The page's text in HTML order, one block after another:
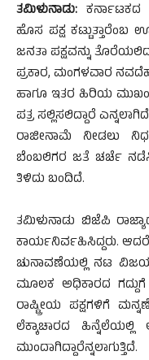
ತಮಿಳುನಾಡು:
ಹೊಸ ಪಕ್ಷ
ಜನತಾ ಪಕ್ಷವನ್ನು
ಪ್ರಕಾರ, ಮಂಗಳವಾರ
ಹಾಗೂ ಇತರ ಹಿರಿಯ
ಪತ್ರ ಸಲ್ಲಿಸಲಿದ್ದಾರೆ
ರಾಜೀನಾಮೆ ನೀಡಲು
ಬೆಂಬಲಿಗರ ಜತೆ ಚರ್ಚೆ ನಡೆಸಿ
ತಿಳಿದು ಬಂದಿದೆ.
ತಮಿಳುನಾಡು ಬಿಜೆಪಿ
ಕಾರ್ಯನಿರ್ವಹಿಸಿದ್ದರು.
ಚುನಾವಣೆಯಲ್ಲಿ ನಟ
ಮೂಲಕ ಅಧಿಕಾರದ
ರಾಷ್ಟ್ರೀಯ ಪಕ್ಷಗಳಿಗೆ
ಲೆಕ್ಕಾಚಾರದ
ಮುಂದಾಗಿದ್ದಾರೆನ್ನಲಾಗುತ್ತಿದೆ.